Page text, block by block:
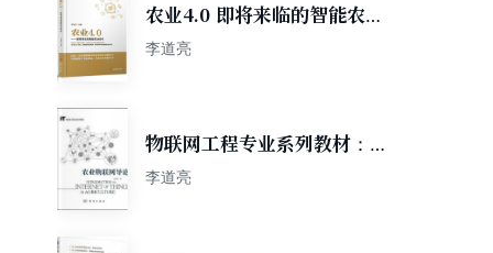
农业4.0 即将来临的智能农业
时代
李道亮
物联网工程专业系列教材：农
业物联网导论
李道亮